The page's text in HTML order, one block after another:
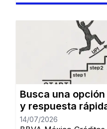
desde la aplicación en
para: usuarios que ya
y buscan crédito
plataforma se destaca
Busca una
y respuesta
14/07/2026